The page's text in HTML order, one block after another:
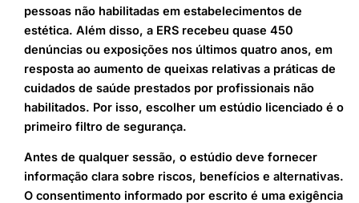
pessoas não habilitadas em estabelecimentos de
estética. Além disso, a ERS recebeu quase 450
denúncias ou exposições nos últimos quatro anos, em
resposta ao aumento de queixas relativas a práticas de
cuidados de saúde prestados por profissionais não
habilitados. Por isso, escolher um estúdio licenciado é o
primeiro filtro de segurança.
Antes de qualquer sessão, o estúdio deve fornecer
informação clara sobre riscos, benefícios e alternativas.
O consentimento informado por escrito é uma exigência